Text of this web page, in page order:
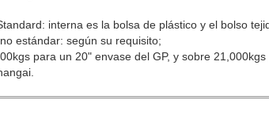
interna es la bolsa de plástico y el bolso
estándar: según su requisito;
para un 20" envase del GP, y sobre 21,000kgs